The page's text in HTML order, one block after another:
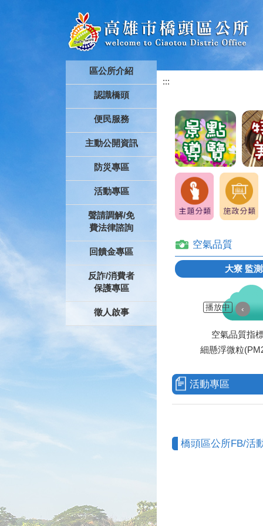
區公所介紹
認識橋頭
便民服務
主動公開資訊
防災專區
活動專區
聲請調解/免
費法律諮詢
回饋金專區
反詐/消費者
保護專區
徵人啟事
:::
空氣品質
大寮 監
空氣品質指
細懸浮微粒
播放中 ‹
活動專區
橋頭區公所FB/活